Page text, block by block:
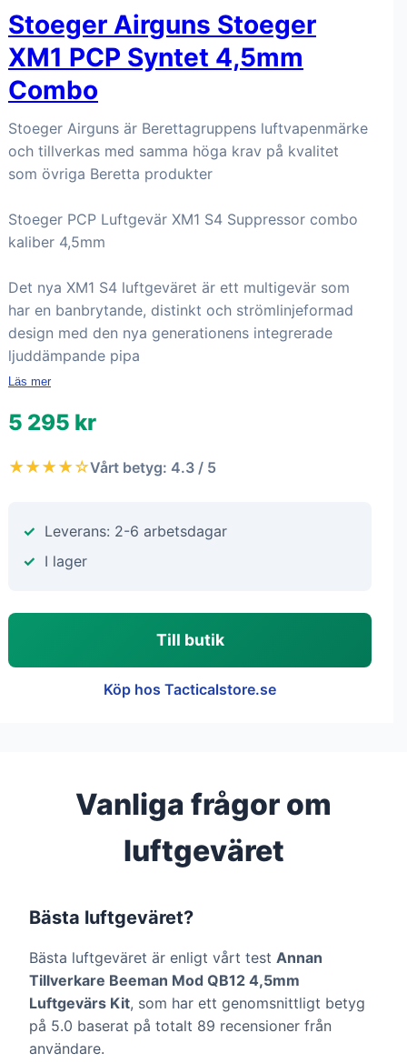
Stoeger Airguns Stoeger
XM1 PCP Syntet 4,5mm
Combo
Stoeger Airguns är Berettagruppens luftvapenmärke
och tillverkas med samma höga krav på kvalitet
som övriga Beretta produkter
Stoeger PCP Luftgevär XM1 S4 Suppressor combo
kaliber 4,5mm
Det nya XM1 S4 luftgeväret är ett multigevär som
har en banbrytande, distinkt och strömlinjeformad
design med den nya generationens integrerade
ljuddämpande pipa
Läs mer
5 295 kr
★★★★☆Vårt betyg: 4.3 / 5
Leverans: 2-6 arbetsdagar
I lager
Till butik
Köp hos Tacticalstore.se
Vanliga frågor om
luftgeväret
Bästa luftgeväret?
Bästa luftgeväret är enligt vårt test Annan
Tillverkare Beeman Mod QB12 4,5mm
Luftgevärs Kit, som har ett genomsnittligt betyg
på 5.0 baserat på totalt 89 recensioner från
användare.